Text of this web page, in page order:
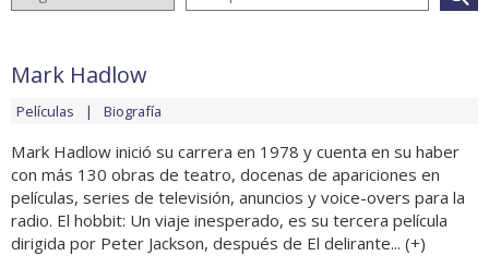
Mark Hadlow
Películas Biografía
Mark Hadlow inició su carrera en 1978 y cuenta en su haber
con más 130 obras de teatro, docenas de apariciones en
películas, series de televisión, anuncios y voice-overs para la
radio. El hobbit: Un viaje inesperado, es su tercera película
dirigida por Peter Jackson, después de El delirante... (+)